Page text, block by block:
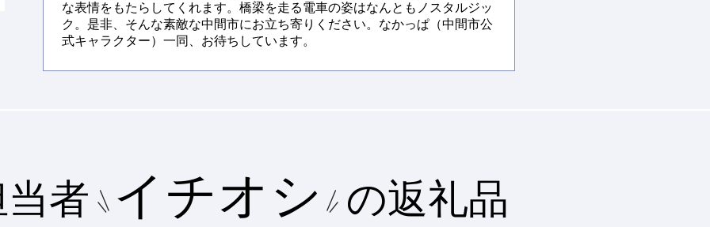
な表情をもたらしてくれます。橋梁を走る電車の姿はなんともノスタルジッ
ク。是非、そんな素敵な中間市にお立ち寄りください。なかっぱ（中間市公
式キャラクター）一同、お待ちしています。
者 イチオシ の返礼品